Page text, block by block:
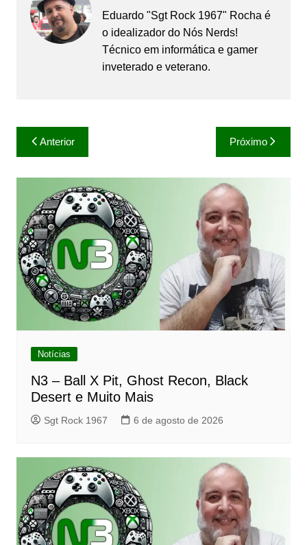
Eduardo "Sgt Rock 1967" Rocha é
o idealizador do Nós Nerds!
Técnico em informática e gamer
inveterado e veterano.
Navegação
de
Post
Anterior Próximo
Notícias
N3 – Ball X Pit, Ghost Recon, Black
Desert e Muito Mais
Sgt Rock 1967 6 de agosto de 2026